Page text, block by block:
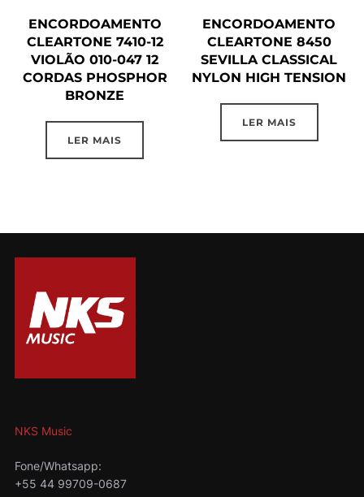
ENCORDOAMENTO
CLEARTONE 7410-12
VIOLÃO 010-047 12
CORDAS PHOSPHOR
BRONZE
LER MAIS
ENCORDOAMENTO
CLEARTONE 8450
SEVILLA CLASSICAL
NYLON HIGH TENSION
LER MAIS
NKS Music
Fone/Whatsapp:
+55 44 99709-0687